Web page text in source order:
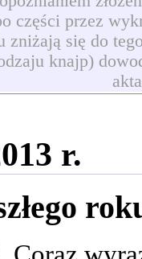
części przez
zniżają się do
knajp)
r.